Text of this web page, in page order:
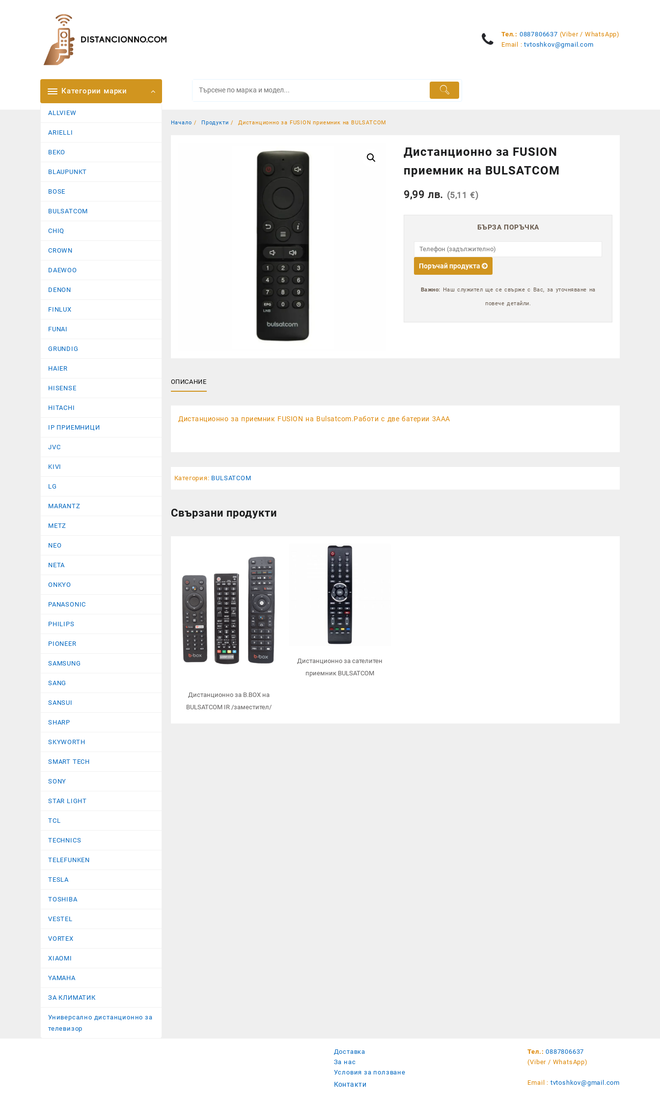
Тел.: 0887806637 (Viber / WhatsApp)
Email :tvtoshkov@gmail.com
Категории марки
ALLVIEW
ARIELLI
BEKO
BLAUPUNKT
BOSE
BULSATCOM
CHIQ
CROWN
DAEWOO
DENON
FINLUX
FUNAI
GRUNDIG
HAIER
HISENSE
HITACHI
IP ПРИЕМНИЦИ
JVC
KIVI
LG
MARANTZ
METZ
NEO
NETA
ONKYO
PANASONIC
PHILIPS
PIONEER
SAMSUNG
SANG
SANSUI
SHARP
SKYWORTH
SMART TECH
SONY
STAR LIGHT
TCL
TECHNICS
TELEFUNKEN
TESLA
TOSHIBA
VESTEL
VORTEX
XIAOMI
YAMAHA
ЗА КЛИМАТИК
Универсално дистанционно за
телевизор
Начало Продукти Дистанционно за FUSION приемник на BULSATCOM
Дистанционно за FUSION
приемник на BULSATCOM
9,99лв. (5,11 €)
БЪРЗА ПОРЪЧКА
Поръчай продукта
Важно: Наш служител ще се свърже с Вас, за уточняване на
повече детайли.
ОПИСАНИЕ
Дистанционно за приемник FUSION на Bulsatcom.Работи с две батерии 3ААА
Категория: BULSATCOM
Свързани продукти
Дистанционно за B.BOX на
BULSATCOM IR /заместител/
Дистанционно за сателитен
приемник BULSATCOM
Доставка
За нас
Условия за ползване
Контакти
Тел.: 0887806637
(Viber / WhatsApp)
Email : tvtoshkov@gmail.com